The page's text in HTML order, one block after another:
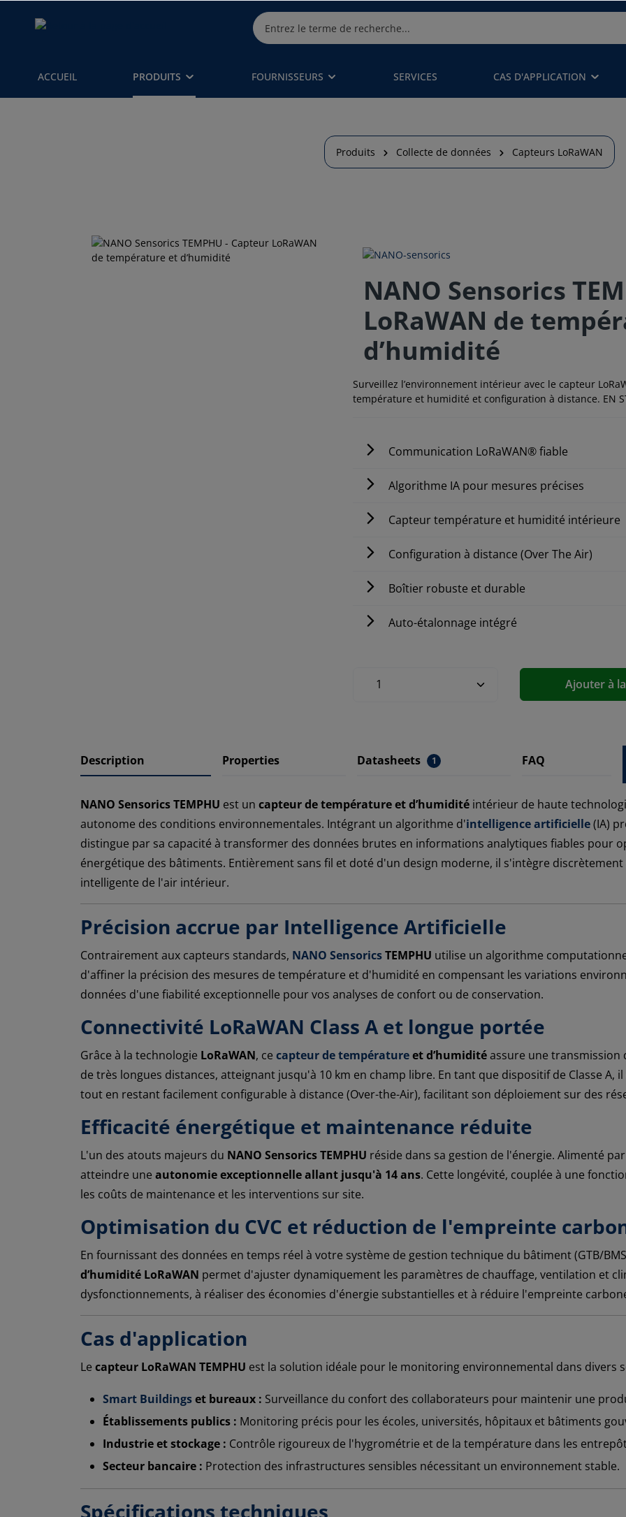
ACCUEIL PRODUITS FOURNISSEURS SERVICES CAS D'APPLICATION
Produits Collecte de données Capteurs LoRaWAN
NANO Sensorics
LoRaWAN de
d’humidité
Surveillez l’environnement intérieur avec le capteur
température et humidité et configuration à distance. EN
Communication LoRaWAN® fiable
Algorithme IA pour mesures précises
Capteur température et humidité intérieure
Configuration à distance (Over The Air)
Boîtier robuste et durable
Auto-étalonnage intégré
Ajouter à
Description Properties Datasheets 1 FAQ
NANO Sensorics TEMPHU est un capteur de température et d’humidité intérieur de haute
autonome des conditions environnementales. Intégrant un algorithme d'intelligence artificielle(IA)
distingue par sa capacité à transformer des données brutes en informations analytiques fiables pour
énergétique des bâtiments. Entièrement sans fil et doté d'un design moderne, il s'intègre
intelligente de l'air intérieur.
Précision accrue par Intelligence Artificielle
Contrairement aux capteurs standards, NANO SensoricsTEMPHU utilise un algorithme
d'affiner la précision des mesures de température et d'humidité en compensant les variations
données d'une fiabilité exceptionnelle pour vos analyses de confort ou de conservation.
Connectivité LoRaWAN Class A et longue portée
Grâce à la technologie LoRaWAN, ce capteur de températureet d’humiditéassure une transmission
de très longues distances, atteignant jusqu'à 10 km en champ libre. En tant que dispositif de Classe
tout en restant facilement configurable à distance (Over-the-Air), facilitant son déploiement sur des
Efficacité énergétique et maintenance réduite
L'un des atouts majeurs du NANO Sensorics TEMPHU réside dans sa gestion de l'énergie. Alimenté
atteindre une autonomie exceptionnelle allant jusqu'à 14 ans. Cette longévité, couplée à une
les coûts de maintenance et les interventions sur site.
Optimisation du CVC et réduction de l'empreinte
En fournissant des données en temps réel à votre système de gestion technique du bâtiment (GTB/
d’humidité LoRaWAN permet d'ajuster dynamiquement les paramètres de chauffage, ventilation et
dysfonctionnements, à réaliser des économies d'énergie substantielles et à réduire l'empreinte
Cas d'application
Le capteur LoRaWAN TEMPHU est la solution idéale pour le monitoring environnemental dans divers
Smart Buildingset bureaux : Surveillance du confort des collaborateurs pour maintenir une
Établissements publics : Monitoring précis pour les écoles, universités, hôpitaux et bâtiments
Industrie et stockage : Contrôle rigoureux de l'hygrométrie et de la température dans les
Secteur bancaire : Protection des infrastructures sensibles nécessitant un environnement stable.
Spécifications techniques